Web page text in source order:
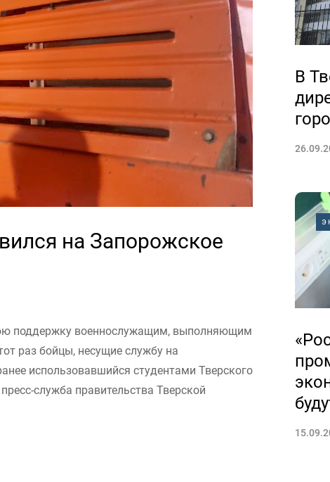
на Запорожское
поддержку военнослужащим, выполняющим
раз бойцы, несущие службу на
использовавшийся студентами Тверского
служба правительства Тверской
В